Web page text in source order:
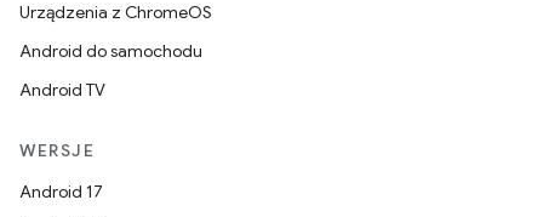
Urządzenia z ChromeOS
Android do samochodu
Android TV
WERSJE
Android 17